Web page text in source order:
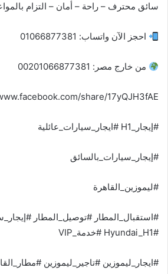
سائق محترف – راحة – أمان – التزام
احجز الآن واتساب: 01066877381
من خارج مصر: 00201066877381
share/17yQJH3fAE/
#إيجار_H1 #ايجار_سيارات_عائلية
#إيجار_سيارات_بالسائق
#ليموزين_القاهرة
#استقبال_المطار #توصيل_المطار
#Hyundai_H1 #خدمة_VIP
#ايجار_ليموزين #تاجير_ليموزين